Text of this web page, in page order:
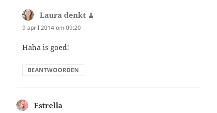
Laura denkt
9 april 2014 om 09:20
Haha is goed!
BEANTWOORDEN
Estrella